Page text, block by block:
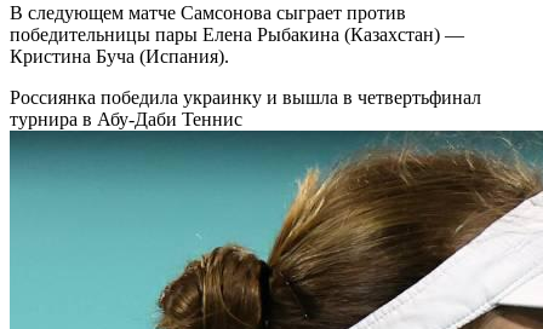
В следующем матче Самсонова сыграет против
победительницы пары Елена Рыбакина (Казахстан) —
Кристина Буча (Испания).
Россиянка победила украинку и вышла в четвертьфинал
турнира в Абу-Даби Теннис